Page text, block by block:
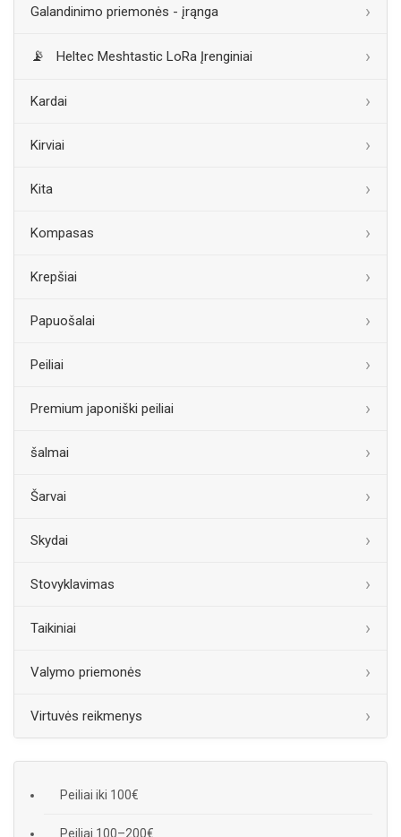
Galandinimo priemonės - įrąnga
Heltec Meshtastic LoRa Įrenginiai
Kardai
Kirviai
Kita
Kompasas
Krepšiai
Papuošalai
Peiliai
Premium japoniški peiliai
šalmai
Šarvai
Skydai
Stovyklavimas
Taikiniai
Valymo priemonės
Virtuvės reikmenys
Peiliai iki 100€
Peiliai 100–200€